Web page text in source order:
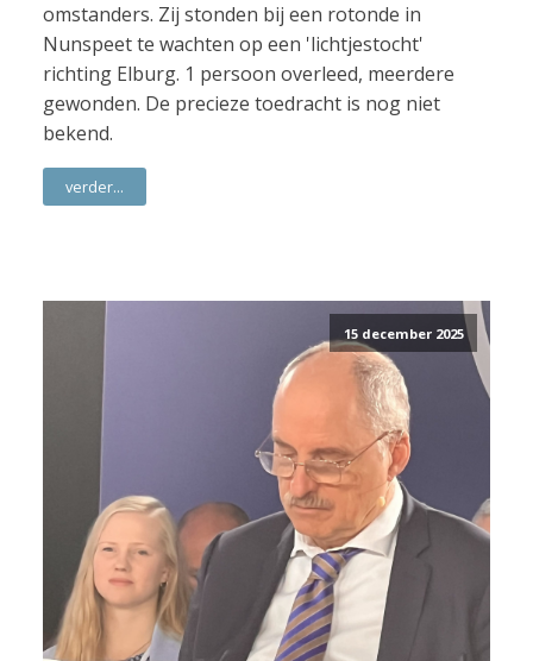
omstanders. Zij stonden bij een rotonde in
Nunspeet te wachten op een 'lichtjestocht'
richting Elburg. 1 persoon overleed, meerdere
gewonden. De precieze toedracht is nog niet
bekend.
verder...
15 december 2025